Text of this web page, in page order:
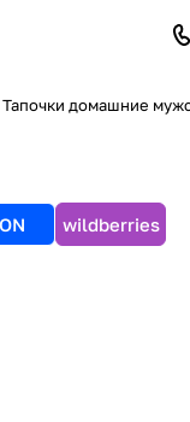
Тапочки домашние
wildberries